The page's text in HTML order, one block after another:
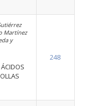
Martínez
y
248